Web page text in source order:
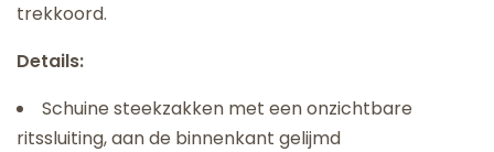
trekkoord.
Details:
Schuine steekzakken met een onzichtbare
ritssluiting, aan de binnenkant gelijmd